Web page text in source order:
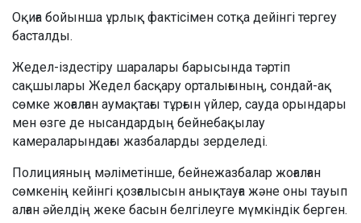
Оқиға бойынша ұрлық фактісімен сотқа дейінгі тергеу
басталды.
Жедел-іздестіру шаралары барысында тәртіп
сақшылары Жедел басқару орталығының, сондай-ақ
сөмке жоғалған аумақтағы тұрғын үйлер, сауда орындары
мен өзге де нысандардың бейнебақылау
камераларындағы жазбаларды зерделеді.
Полицияның мәліметінше, бейнежазбалар жоғалған
сөмкенің кейінгі қозғалысын анықтауға және оны тауып
алған әйелдің жеке басын белгілеуге мүмкіндік берген.